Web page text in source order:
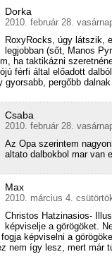
Dorka
2010. február 28.
RoxyRocks, úgy látszik,
legjobban (sőt, Manos
ha taktikázni
férfi által előadott
gyorsabb, pergőbb
Csaba
2010. február 28.
Az Opa szerintem
altato dalbokbol mar van
Max
2010. március 4.
Christos Hatzinasios-
képviselje a görögöket.
fogja képviselni a
nem így lesz, mert már